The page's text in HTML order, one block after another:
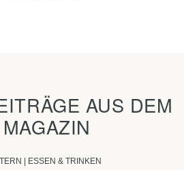
AUS DEM
| ESSEN & TRINKEN